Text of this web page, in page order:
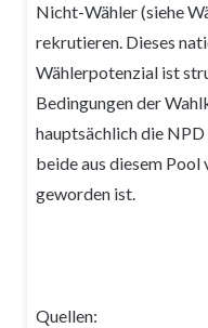
Nicht-Wähler (siehe
rekrutieren. Dieses
Wählerpotenzial ist
Bedingungen der
hauptsächlich die
beide aus diesem
geworden ist.
Quellen: